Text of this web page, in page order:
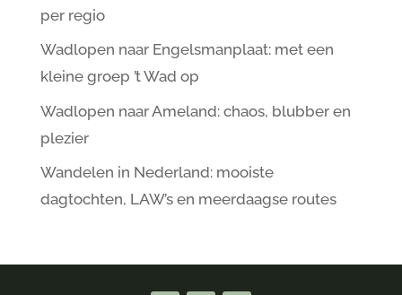
per regio
Wadlopen naar Engelsmanplaat: met een
kleine groep ’t Wad op
Wadlopen naar Ameland: chaos, blubber en
plezier
Wandelen in Nederland: mooiste
dagtochten, LAW’s en meerdaagse routes